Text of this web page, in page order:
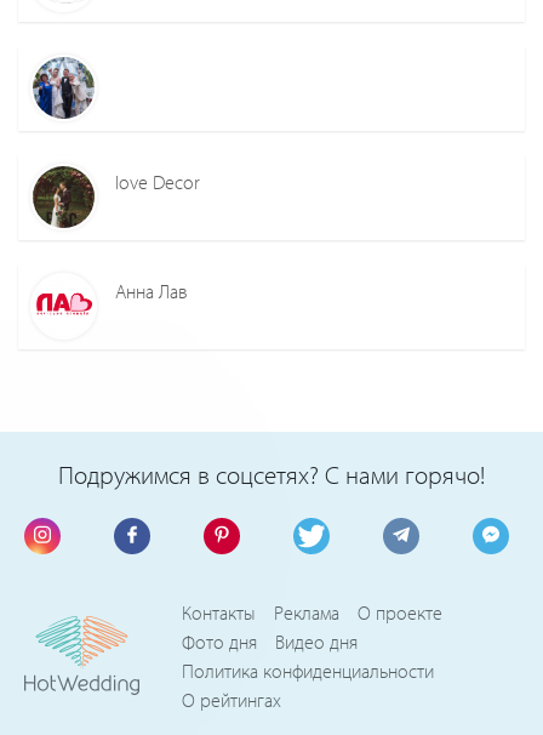
love Decor
Анна Лав
Подружимся в соцсетях? С нами горячо!
Контакты Реклама
О проекте
Фото дня
Видео дня
Политика конфиденциальности
О рейтингах